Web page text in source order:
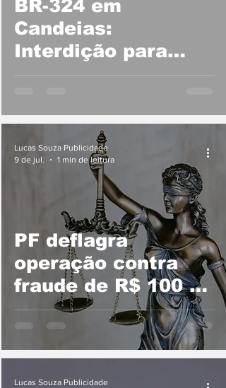
BR-324 em
Candeias:
Interdição para
PF deflagra
operação contra
fraude de R$ 100 mi
em benefícios
indígenas na Bahia
Lucas Souza Publicidade
9 de jul.
1 min de leitura
Lucas Souza Publicidade